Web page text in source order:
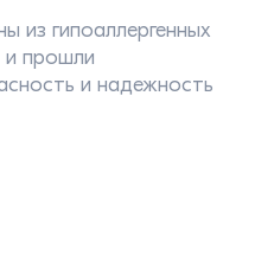
из гипоаллергенных
и прошли
и надежность